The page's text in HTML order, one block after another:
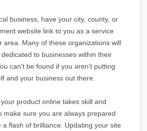
business, have your city, county, or
website link to you as a service
area. Many of these organizations will
to businesses within their
can't be found if you aren't putting
and your business out there.
product online takes skill and
make sure you are always prepared
a flash of brilliance. Updating your site